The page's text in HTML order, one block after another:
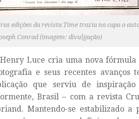
edições da revista Time trazia na capa o
Conrad (imagem: divulgação)
Luce cria uma nova fórmula
e seus recentes avanços
que serviu de inspiração
Brasil – com a revista
Mantendo-se estabilizado